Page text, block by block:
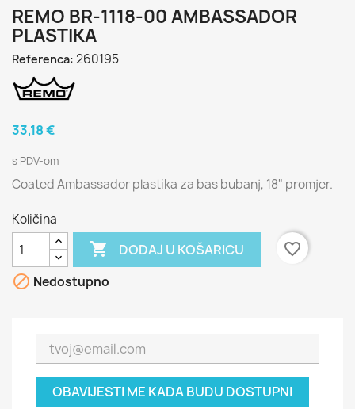
REMO BR-1118-00 AMBASSADOR
PLASTIKA
Referenca: 260195
33,18 €
s PDV-om
Coated Ambassador plastika za bas bubanj, 18" promjer.
Količina
 DODAJ U KOŠARICU
favorite_border
 Nedostupno
OBAVIJESTI ME KADA BUDU DOSTUPNI